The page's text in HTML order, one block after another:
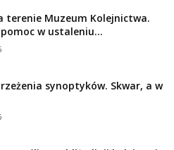
terenie Muzeum Kolejnictwa.
w ustaleniu...
synoptyków. Skwar, a w